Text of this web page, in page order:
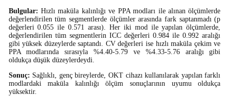
Bulgular: Hızlı maküla kalınlığı ve PPA modları ile alınan ölçümlerde
değerlendirilen tüm segmentlerde ölçümler arasında fark saptanmadı (p
değerleri 0.055 ile 0.571 arası). Her iki mod ile yapılan ölçümlerde,
değerlendirilen tüm segmentlerin ICC değerleri 0.984 ile 0.992 aralığı
gibi yüksek düzeylerde saptandı. CV değerleri ise hızlı maküla çekim ve
PPA modlarında sırasıyla %4.40-5.79 ve %4.33-5.76 aralığı gibi
oldukça düşük düzeylerdeydi.
Sonuç: Sağlıklı, genç bireylerde, OKT cihazı kullanılarak yapılan farklı
modlardaki maküla kalınlığı ölçüm sonuçlarının uyumu oldukça
yüksektir.